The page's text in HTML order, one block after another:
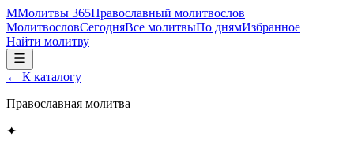
ММолитвы 365Православный молитвослов
МолитвословСегодняВсе молитвыПо днямИзбранное
Найти молитву
← К каталогу
Православная молитва
✦